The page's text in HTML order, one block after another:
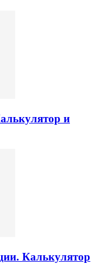
и
Калькулятор